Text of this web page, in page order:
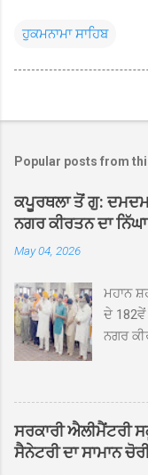
ਹੁਕਮਨਾਮਾ ਸਾਹਿਬ
Popular posts from
ਕਪੂਰਥਲਾ ਤੋਂ ਗੁ:
ਨਗਰ ਕੀਰਤਨ ਦਾ
May 04, 2026
ਮਹਾਨ
ਦੇ
ਨਗਰ
ਮਹੱਲਾ
ਅਬਾਦ,
ਸਰਕਾਰੀ ਐਲੀਮੈਂਟਰੀ
ਸੈਨੇਟਰੀ ਦਾ ਸਾਮਾਨ